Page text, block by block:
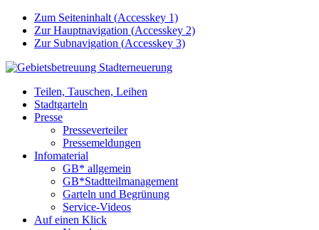
Zum Seiteninhalt (Accesskey 1)
Zur Hauptnavigation (Accesskey 2)
Zur Subnavigation (Accesskey 3)
Teilen, Tauschen, Leihen
Stadtgarteln
Presse
Presseverteiler
Pressemeldungen
Infomaterial
GB* allgemein
GB*Stadtteilmanagement
Garteln und Begrünung
Service-Videos
Auf einen Klick